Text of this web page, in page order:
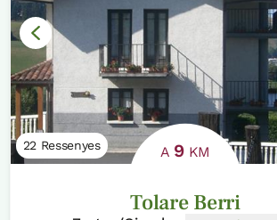
22 Ressenyes A 9KM
Tolare Berri